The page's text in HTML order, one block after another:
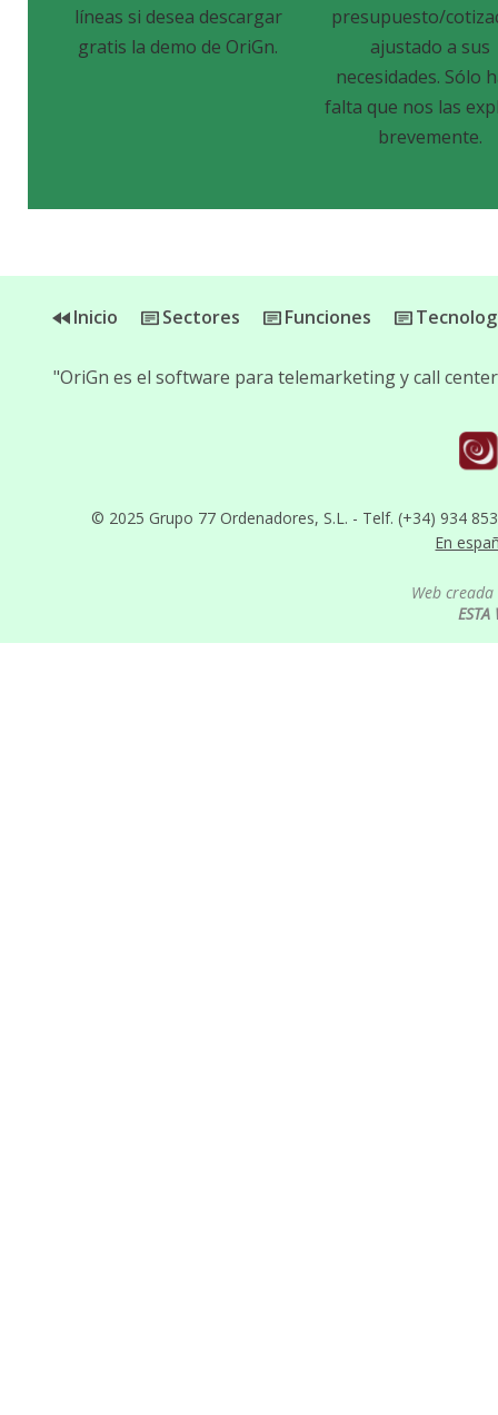
líneas si desea descargar
gratis la demo de OriGn.
presupuesto/
ajustado a sus
necesidades. Sólo
falta que nos las
brevemente.
Inicio Sectores Funciones
© 2025 Grupo 77 Ordenadores, S.L. - Telf. (+34) 934
En
"OriGn es el software para telemarketing y call
Web
ESTA